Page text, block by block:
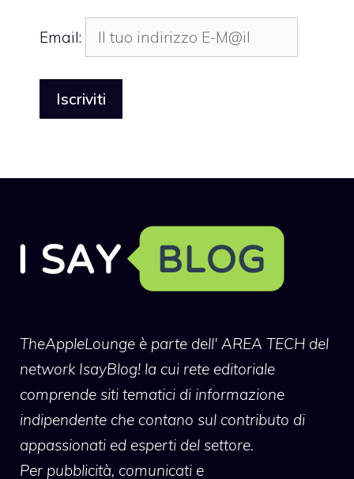
Email:
TheAppleLounge è parte dell' AREA TECH del
network IsayBlog! la cui rete editoriale
comprende siti tematici di informazione
indipendente che contano sul contributo di
appassionati ed esperti del settore.
Per pubblicità, comunicati e